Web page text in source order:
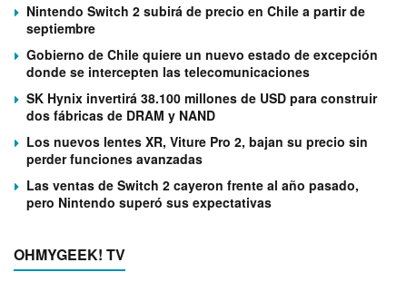
Nintendo Switch 2 subirá de precio en Chile a partir de
septiembre
Gobierno de Chile quiere un nuevo estado de excepción
donde se intercepten las telecomunicaciones
SK Hynix invertirá 38.100 millones de USD para construir
dos fábricas de DRAM y NAND
Los nuevos lentes XR, Viture Pro 2, bajan su precio sin
perder funciones avanzadas
Las ventas de Switch 2 cayeron frente al año pasado,
pero Nintendo superó sus expectativas
OHMYGEEK! TV